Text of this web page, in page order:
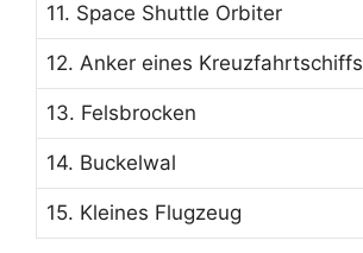
11. Space Shuttle Orbiter
12. Anker eines Kreuzfahrtschiffs
13. Felsbrocken
14. Buckelwal
15. Kleines Flugzeug